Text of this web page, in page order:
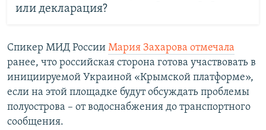
или декларация?
Спикер МИД России Мария Захарова отмечала
ранее, что российская сторона готова участвовать в
инициируемой Украиной «Крымской платформе»,
если на этой площадке будут обсуждать проблемы
полуострова – от водоснабжения до транспортного
сообщения.